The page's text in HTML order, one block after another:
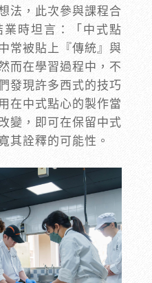
法，此次參與課程合
時坦言：「中式點
常被貼上『傳統』與
而在學習過程中，不
發現許多西式的技巧
在中式點心的製作當
變，即可在保留中式
其詮釋的可能性。